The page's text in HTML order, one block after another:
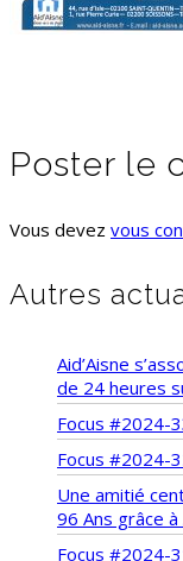
Poster le
Vous devez vous
Autres
Aid’Aisne
de 24 heures
Focus #2024-
Focus #2024-
Une amitié
96 Ans grâce à
Focus #2024-